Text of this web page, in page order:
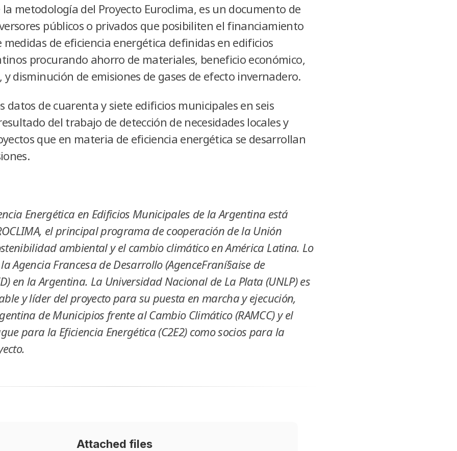
la metodologí­a del Proyecto Euroclima, es un documento de
públicos o privados que posibiliten el financiamiento
medidas de eficiencia energética definidas en edificios
procurando ahorro de materiales, beneficio económico,
disminución de emisiones de gases de efecto invernadero.
datos de cuarenta y siete edificios municipales en seis
del trabajo de detección de necesidades locales y
que en materia de eficiencia energética se desarrollan
Energética en Edificios Municipales de la Argentina está
el principal programa de cooperación de la Unión
ambiental y el cambio climático en América Latina. Lo
Agencia Francesa de Desarrollo (AgenceFraní§aise de
en la Argentina. La Universidad Nacional de La Plata (UNLP) es
y lí­der del proyecto para su puesta en marcha y ejecución,
de Municipios frente al Cambio Climático (RAMCC) y el
para la Eficiencia Energética (C2E2) como socios para la
Attached files